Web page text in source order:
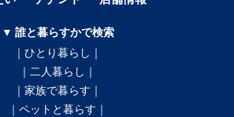
▼ 誰と暮らすかで検索
｜ひとり暮らし｜
｜二人暮らし｜
｜家族で暮らす｜
｜ペットと暮らす｜